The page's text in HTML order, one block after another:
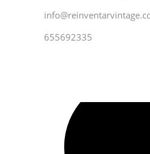
655692335